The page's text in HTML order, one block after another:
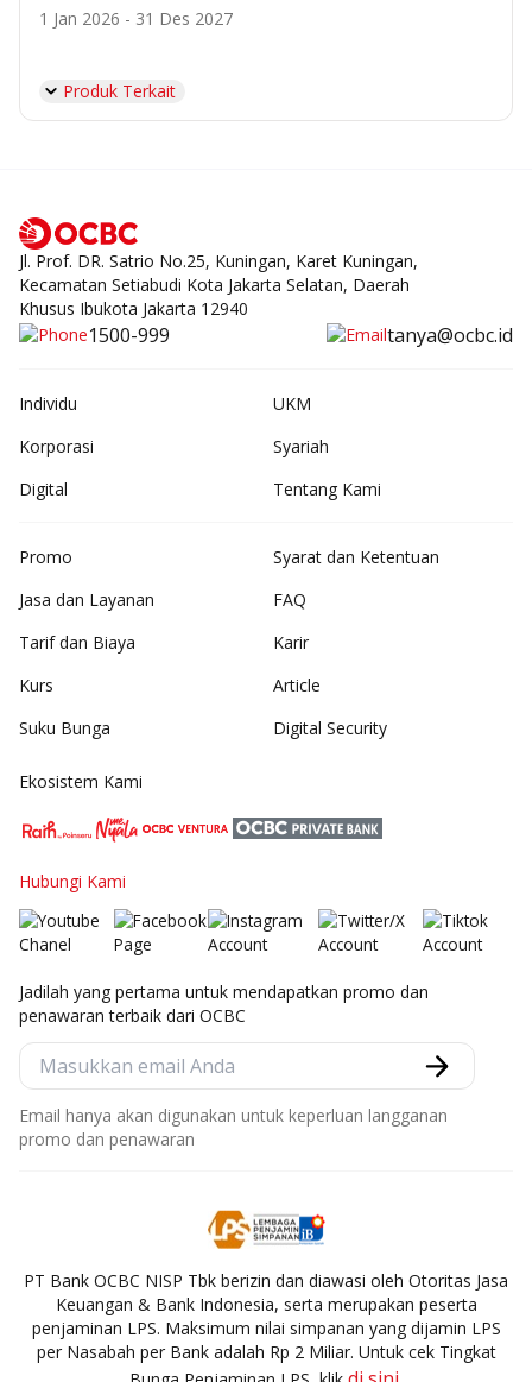
1 Jan 2026 - 31 Des 2027
Produk Terkait
Jl. Prof. DR. Satrio No.25, Kuningan, Karet Kuningan,
Kecamatan Setiabudi Kota Jakarta Selatan, Daerah
Khusus Ibukota Jakarta 12940
1500-999 tanya@ocbc.id
Individu
UKM
Korporasi
Syariah
Digital
Tentang Kami
Promo
Jasa dan Layanan
Tarif dan Biaya
Kurs
Suku Bunga
Syarat dan Ketentuan
FAQ
Karir
Article
Digital Security
Ekosistem Kami
Hubungi Kami
Jadilah yang pertama untuk mendapatkan promo dan
penawaran terbaik dari OCBC
Email hanya akan digunakan untuk keperluan langganan
promo dan penawaran
PT Bank OCBC NISP Tbk berizin dan diawasi oleh Otoritas Jasa
Keuangan & Bank Indonesia, serta merupakan peserta
penjaminan LPS. Maksimum nilai simpanan yang dijamin LPS
per Nasabah per Bank adalah Rp 2 Miliar. Untuk cek Tingkat